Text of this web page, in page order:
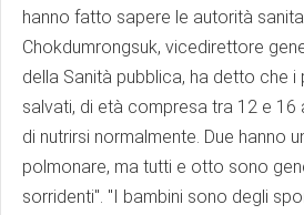
hanno fatto sapere le autorità
Chokdumrongsuk, vicedirettore
della Sanità pubblica, ha detto che i
salvati, di età compresa tra 12 e 16
di nutrirsi normalmente. Due hanno
polmonare, ma tutti e otto sono
sorridenti". "I bambini sono degli